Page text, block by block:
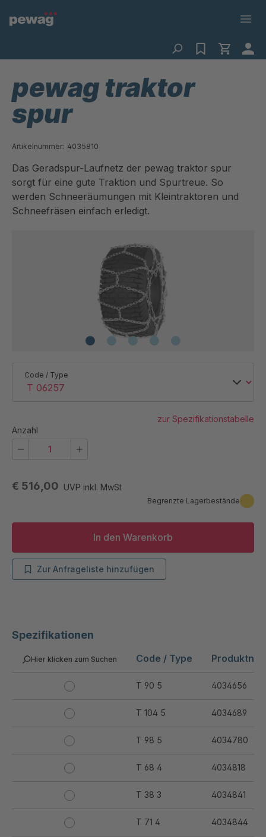
Spezifikationen
Hier klicken zum Suchen Code / Type
T 90 5 4034656
T 104 5 4034689
T 98 5 4034780
T 68 4 4034818
T 38 3 4034841
T 71 4 4034844
pewag traktor
spur
Artikelnummer: 4035810
Das Geradspur-Laufnetz der pewag traktor spur
sorgt für eine gute Traktion und Spurtreue. So
werden Schneeräumungen mit Kleintraktoren und
Schneefräsen einfach erledigt.
€ 516,00 UVP inkl. MwSt
Begrenzte Lagerbestände
Code / Type
zur Spezifikationstabelle
Anzahl
In den Warenkorb
Zur Anfrageliste hinzufügen